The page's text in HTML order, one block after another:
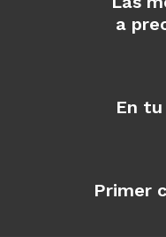
a
En
Primer